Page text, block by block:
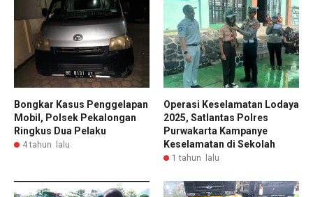
Bongkar Kasus Penggelapan
Mobil, Polsek Pekalongan
Ringkus Dua Pelaku
4 tahun lalu
Operasi Keselamatan Lodaya
2025, Satlantas Polres
Purwakarta Kampanye
Keselamatan di Sekolah
1 tahun lalu